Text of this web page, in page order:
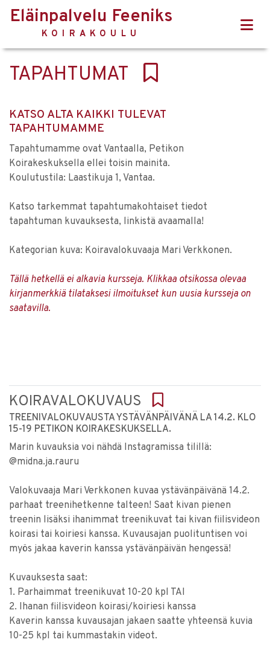
Eläinpalvelu Feeniks
KOIRAKOULU
TAPAHTUMAT
KATSO ALTA KAIKKI TULEVAT
TAPAHTUMAMME
Tapahtumamme ovat Vantaalla, Petikon
Koirakeskuksella ellei toisin mainita.
Koulutustila: Laastikuja 1, Vantaa.
Katso tarkemmat tapahtumakohtaiset tiedot
tapahtuman kuvauksesta, linkistä avaamalla!
Kategorian kuva: Koiravalokuvaaja Mari Verkkonen.
Tällä hetkellä ei alkavia kursseja. Klikkaa otsikossa olevaa
kirjanmerkkiä tilataksesi ilmoitukset kun uusia kursseja on
saatavilla.
KOIRAVALOKUVAUS
TREENIVALOKUVAUSTA YSTÄVÄNPÄIVÄNÄ LA 14.2. KLO
15-19 PETIKON KOIRAKESKUKSELLA.
Marin kuvauksia voi nähdä Instagramissa tilillä:
@midna.ja.rauru
Valokuvaaja Mari Verkkonen kuvaa ystävänpäivänä 14.2.
parhaat treenihetkenne talteen! Saat kivan pienen
treenin lisäksi ihanimmat treenikuvat tai kivan fiilisvideon
koirasi tai koiriesi kanssa. Kuvausajan puolituntisen voi
myös jakaa kaverin kanssa ystävänpäivän hengessä!
Kuvauksesta saat:
1. Parhaimmat treenikuvat 10-20 kpl TAI
2. Ihanan fiilisvideon koirasi/koiriesi kanssa
Kaverin kanssa kuvausajan jakaen saatte yhteensä kuvia
10-25 kpl tai kummastakin videot.